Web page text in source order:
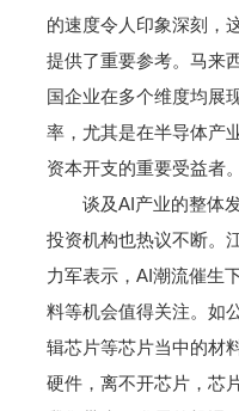
的速度令人印象深刻，
提供了重要参考。马来
国企业在多个维度均展
率，尤其是在半导体产
资本开支的重要受益者。
谈及AI产业的整体
投资机构也热议不断。
力军表示，AI潮流催生
料等机会值得关注。如
辑芯片等芯片当中的材
硬件，离不开芯片，芯